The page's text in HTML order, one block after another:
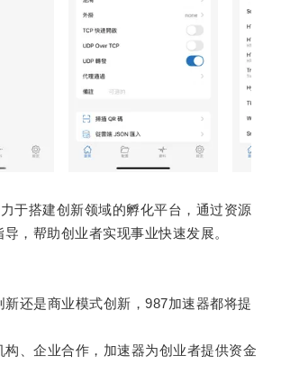
搭建创新领域的孵化平台，通过资源
，帮助创业者实现事业快速发展。
是商业模式创新，987加速器都将提
企业合作，加速器为创业者提供资金